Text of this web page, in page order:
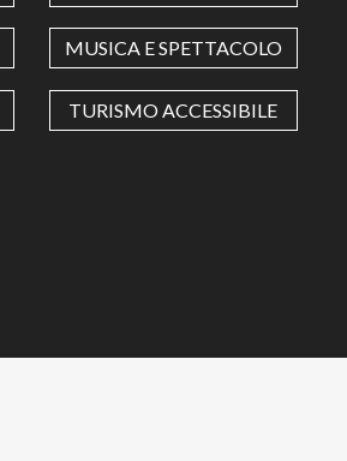
MUSICA E SPETTACOLO
TURISMO ACCESSIBILE